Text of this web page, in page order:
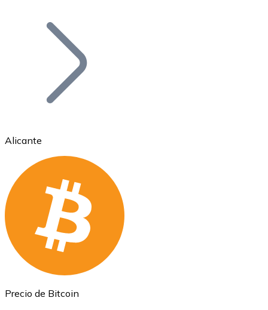
Bitcoin
Ethereum
ETH
Alicante
Precio de Bitcoin